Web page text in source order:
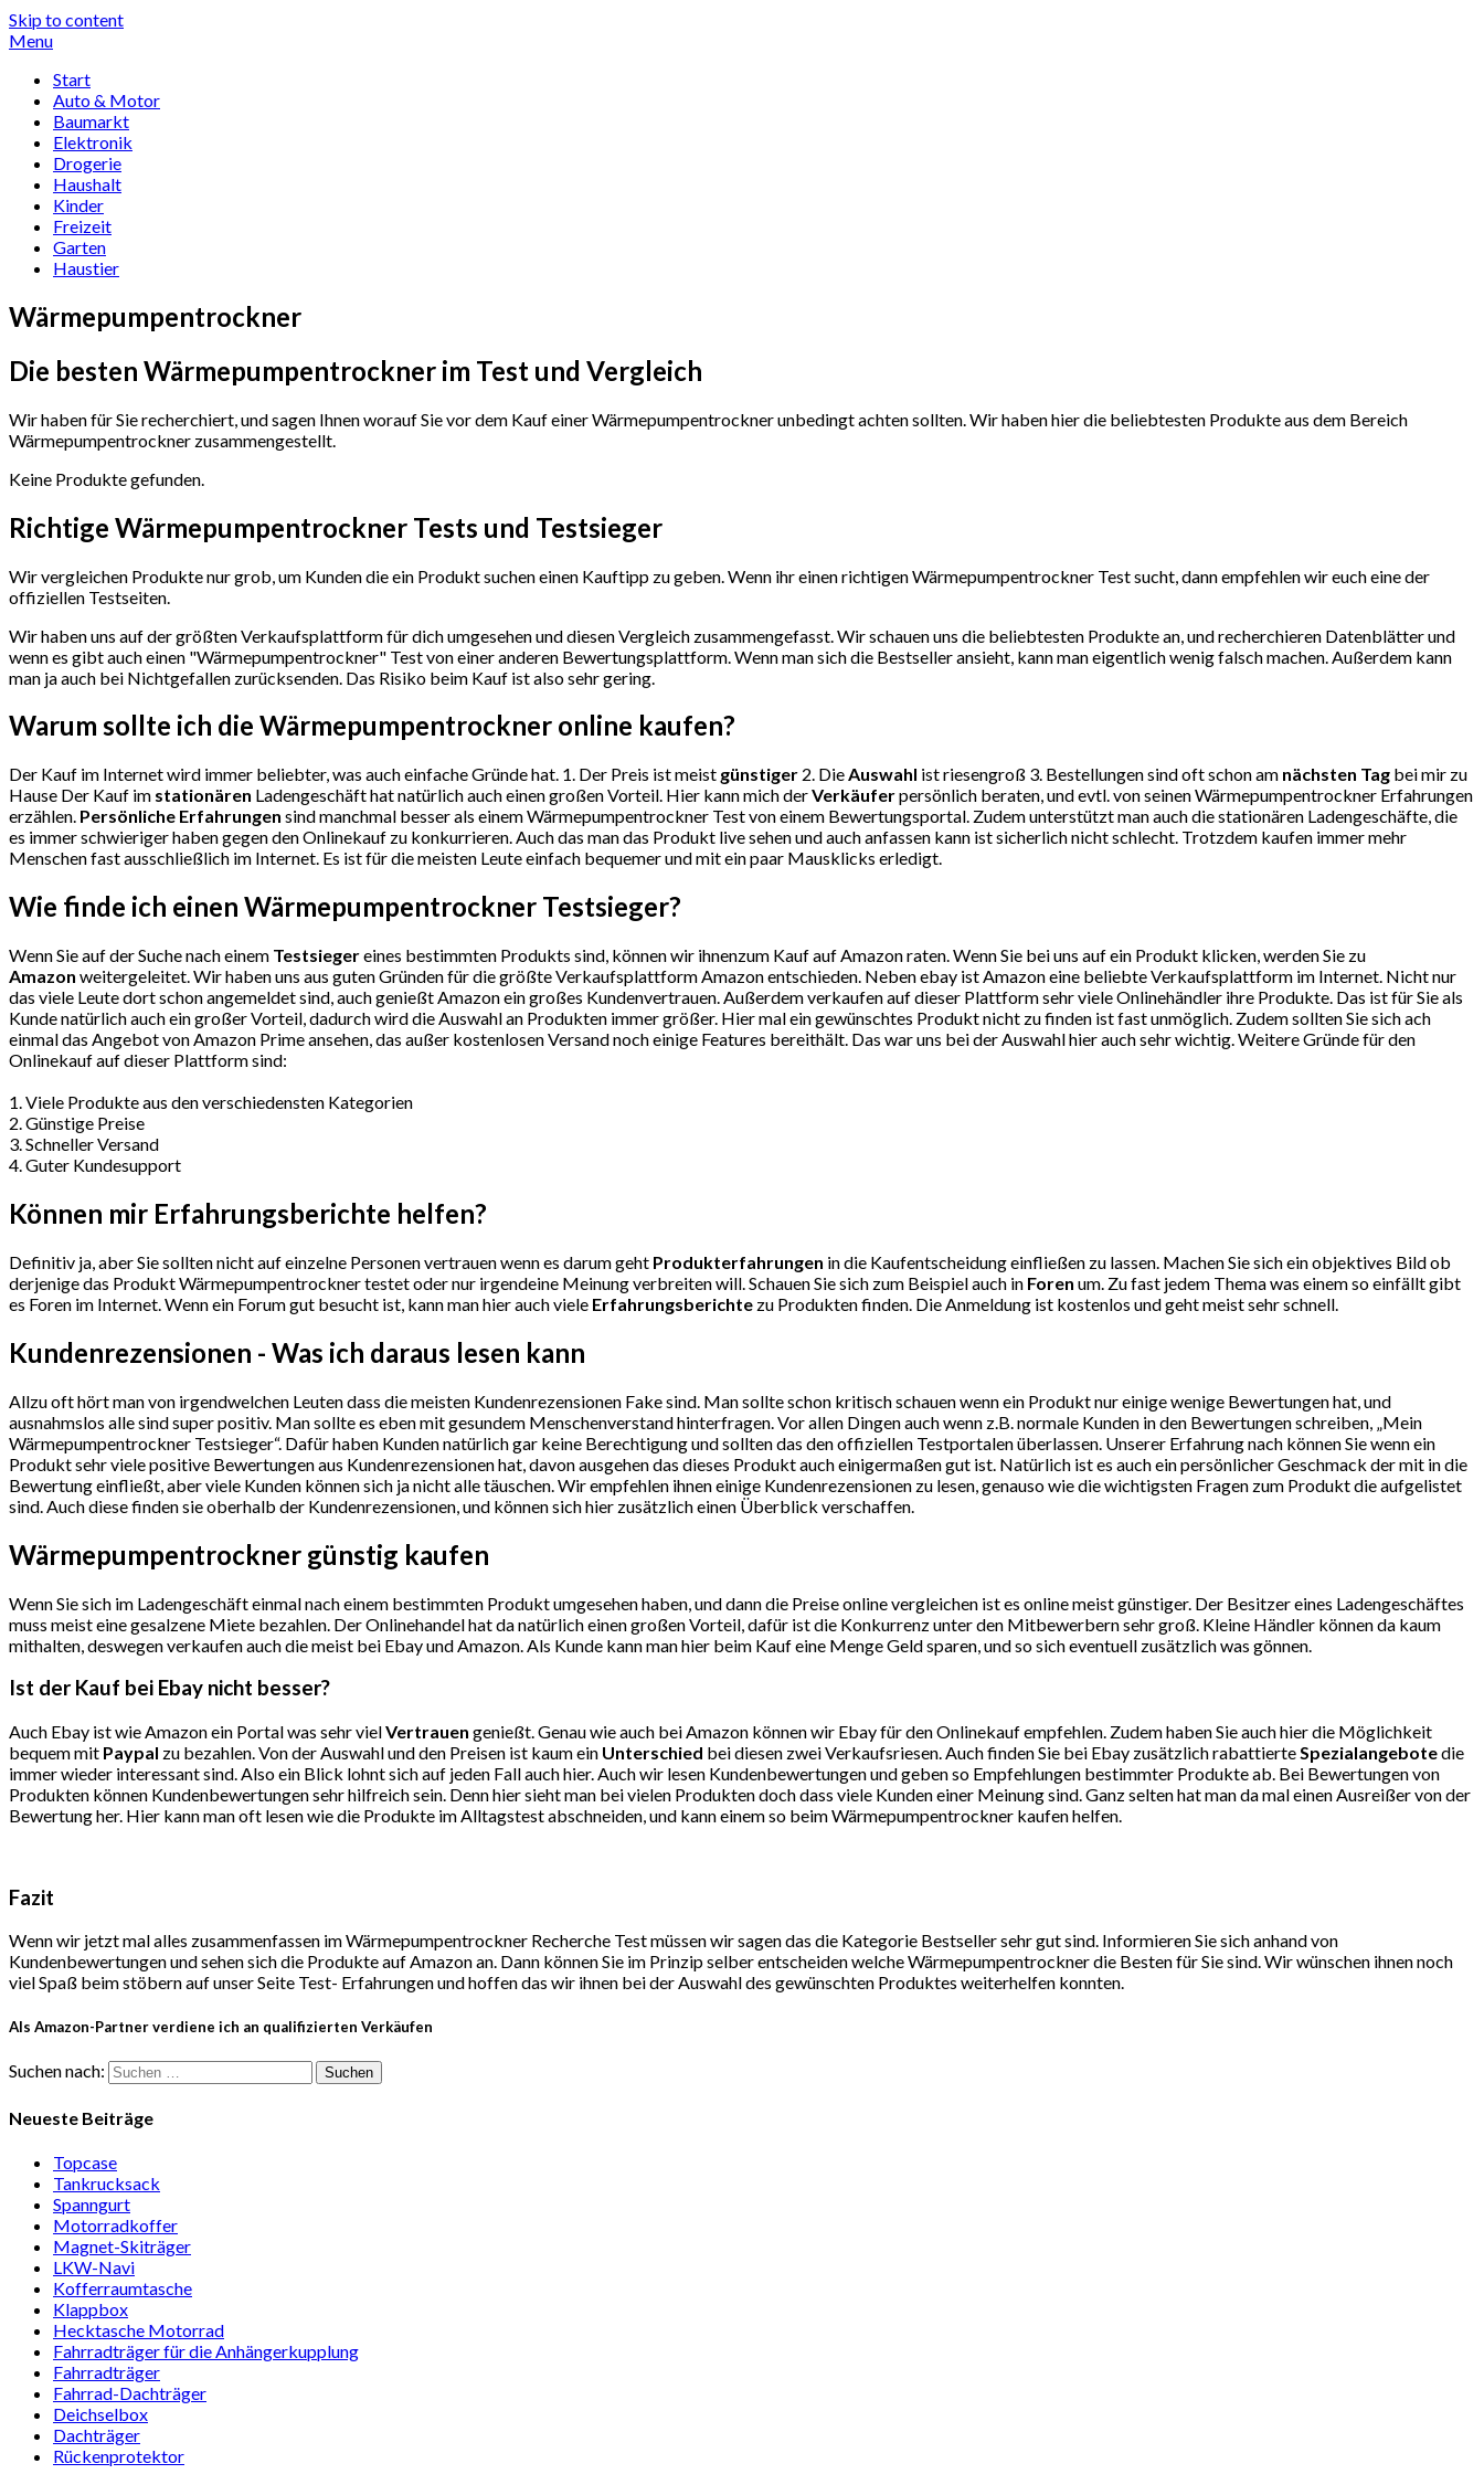
Skip to content
Menu
Start
Auto & Motor
Baumarkt
Elektronik
Drogerie
Haushalt
Kinder
Freizeit
Garten
Haustier
Wärmepumpentrockner
Die besten Wärmepumpentrockner im Test und Vergleich
Wir haben für Sie recherchiert, und sagen Ihnen worauf Sie vor dem Kauf einer Wärmepumpentrockner unbedingt achten sollten. Wir haben hier die beliebtesten Produkte aus dem Bereich
Wärmepumpentrockner zusammengestellt.
Keine Produkte gefunden.
Richtige Wärmepumpentrockner Tests und Testsieger
Wir vergleichen Produkte nur grob, um Kunden die ein Produkt suchen einen Kauftipp zu geben. Wenn ihr einen richtigen Wärmepumpentrockner Test sucht, dann empfehlen wir euch eine der
offiziellen Testseiten.
Wir haben uns auf der größten Verkaufsplattform für dich umgesehen und diesen Vergleich zusammengefasst. Wir schauen uns die beliebtesten Produkte an, und recherchieren Datenblätter und
wenn es gibt auch einen "Wärmepumpentrockner" Testvon einer anderen Bewertungsplattform. Wenn man sich die Bestseller ansieht, kann man eigentlich wenig falsch machen. Außerdem kann
man ja auch bei Nichtgefallen zurücksenden. Das Risiko beim Kauf ist also sehr gering.
Warum sollte ich die Wärmepumpentrockner online kaufen?
Der Kauf im Internet wird immer beliebter, was auch einfache Gründe hat. 1. Der Preis ist meist günstiger 2. DieAuswahl ist riesengroß 3. Bestellungen sind oft schon am nächsten Tag bei mir zu
Hause Der Kauf im stationären Ladengeschäft hat natürlich auch einen großen Vorteil. Hier kann mich derVerkäuferpersönlich beraten, und evtl. von seinen Wärmepumpentrockner Erfahrungen
erzählen. Persönliche Erfahrungen sind manchmal besser als einem Wärmepumpentrockner Test von einem Bewertungsportal. Zudem unterstützt man auch die stationären Ladengeschäfte, die
es immer schwieriger haben gegen den Onlinekauf zu konkurrieren. Auch das man das Produkt live sehen und auch anfassen kann ist sicherlich nicht schlecht. Trotzdem kaufen immer mehr
Menschen fast ausschließlich im Internet. Es ist für die meisten Leute einfach bequemer und mit ein paar Mausklicks erledigt.
Wie finde ich einen Wärmepumpentrockner Testsieger?
Wenn Sie auf der Suche nach einem Testsiegereines bestimmten Produkts sind, können wir ihnenzum Kauf auf Amazon raten. Wenn Sie bei uns auf ein Produkt klicken, werden Sie zu
Amazon weitergeleitet. Wir haben uns aus guten Gründen für die größte Verkaufsplattform Amazon entschieden. Neben ebay ist Amazon eine beliebte Verkaufsplattform im Internet. Nicht nur
das viele Leute dort schon angemeldet sind, auch genießt Amazon ein großes Kundenvertrauen. Außerdem verkaufen auf dieser Plattform sehr viele Onlinehändler ihre Produkte. Das ist für Sie als
Kunde natürlich auch ein großer Vorteil, dadurch wird die Auswahl an Produkten immer größer. Hier mal ein gewünschtes Produkt nicht zu finden ist fast unmöglich. Zudem sollten Sie sich ach
einmal das Angebot von Amazon Prime ansehen, das außer kostenlosen Versand noch einige Features bereithält. Das war uns bei der Auswahl hier auch sehr wichtig. Weitere Gründe für den
Onlinekauf auf dieser Plattform sind:
1. Viele Produkte aus den verschiedensten Kategorien
2. Günstige Preise
3. Schneller Versand
4. Guter Kundesupport
Können mir Erfahrungsberichte helfen?
Definitiv ja, aber Sie sollten nicht auf einzelne Personen vertrauen wenn es darum geht Produkterfahrungen in die Kaufentscheidung einfließen zu lassen. Machen Sie sich ein objektives Bild ob
derjenige das Produkt Wärmepumpentrockner testet oder nur irgendeine Meinung verbreiten will. Schauen Sie sich zum Beispiel auch in Foren um. Zu fast jedem Thema was einem so einfällt gibt
es Foren im Internet. Wenn ein Forum gut besucht ist, kann man hier auch viele Erfahrungsberichte zu Produkten finden. Die Anmeldung ist kostenlos und geht meist sehr schnell.
Kundenrezensionen - Was ich daraus lesen kann
Allzu oft hört man von irgendwelchen Leuten dass die meisten Kundenrezensionen Fake sind. Man sollte schon kritisch schauen wenn ein Produkt nur einige wenige Bewertungen hat, und
ausnahmslos alle sind super positiv. Man sollte es eben mit gesundem Menschenverstand hinterfragen. Vor allen Dingen auch wenn z.B. normale Kunden in den Bewertungen schreiben, „Mein
Wärmepumpentrockner Testsieger“. Dafür haben Kunden natürlich gar keine Berechtigung und sollten das den offiziellen Testportalen überlassen. Unserer Erfahrung nach können Sie wenn ein
Produkt sehr viele positive Bewertungen aus Kundenrezensionen hat, davon ausgehen das dieses Produkt auch einigermaßen gut ist. Natürlich ist es auch ein persönlicher Geschmack der mit in die
Bewertung einfließt, aber viele Kunden können sich ja nicht alle täuschen. Wir empfehlen ihnen einige Kundenrezensionen zu lesen, genauso wie die wichtigsten Fragen zum Produkt die aufgelistet
sind. Auch diese finden sie oberhalb der Kundenrezensionen, und können sich hier zusätzlich einen Überblick verschaffen.
Wärmepumpentrockner günstig kaufen
Wenn Sie sich im Ladengeschäft einmal nach einem bestimmten Produkt umgesehen haben, und dann die Preise online vergleichen ist es online meist günstiger. Der Besitzer eines Ladengeschäftes
muss meist eine gesalzene Miete bezahlen. Der Onlinehandel hat da natürlich einen großen Vorteil, dafür ist die Konkurrenz unter den Mitbewerbern sehr groß. Kleine Händler können da kaum
mithalten, deswegen verkaufen auch die meist bei Ebay und Amazon. Als Kunde kann man hier beim Kauf eine Menge Geld sparen, und so sich eventuell zusätzlich was gönnen.
Ist der Kauf bei Ebay nicht besser?
Auch Ebay ist wie Amazon ein Portal was sehr vielVertrauen genießt. Genau wie auch bei Amazon können wir Ebay für den Onlinekauf empfehlen. Zudem haben Sie auch hier die Möglichkeit
bequem mit Paypal zu bezahlen. Von der Auswahl und den Preisen ist kaum ein Unterschied bei diesen zwei Verkaufsriesen. Auch finden Sie bei Ebay zusätzlich rabattierteSpezialangebotedie
immer wieder interessant sind. Also ein Blick lohnt sich auf jeden Fall auch hier. Auch wir lesen Kundenbewertungen und geben so Empfehlungen bestimmter Produkte ab. Bei Bewertungen von
Produkten können Kundenbewertungen sehr hilfreich sein. Denn hier sieht man bei vielen Produkten doch dass viele Kunden einer Meinung sind. Ganz selten hat man da mal einen Ausreißer von der
Bewertung her. Hier kann man oft lesen wie die Produkte im Alltagstest abschneiden, und kann einem so beim Wärmepumpentrockner kaufen helfen.
Fazit
Wenn wir jetzt mal alles zusammenfassen im Wärmepumpentrockner Recherche Test müssen wir sagen das die Kategorie Bestseller sehr gut sind. Informieren Sie sich anhand von
Kundenbewertungen und sehen sich die Produkte auf Amazon an. Dann können Sie im Prinzip selber entscheiden welche Wärmepumpentrockner die Besten für Sie sind. Wir wünschen ihnen noch
viel Spaß beim stöbern auf unser Seite Test- Erfahrungen und hoffen das wir ihnen bei der Auswahl des gewünschten Produktes weiterhelfen konnten.
Als Amazon-Partner verdiene ich an qualifizierten Verkäufen
Suchen nach:
Neueste Beiträge
Topcase
Tan­kruck­sack
Spann­gurt
Motor­rad­koffer
Magnet-Ski­träger
LKW-Navi
Kof­fer­raum­ta­sche
Klappbox
Heck­ta­sche Motorrad
Fahr­rad­träger für die Anhän­ger­kup­p­lung
Fahr­rad­träger
Fahrrad-Dach­träger
Deich­selbox
Dach­träger
Rücken­pro­tektor